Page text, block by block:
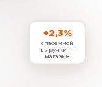
+2,3%
спасённой
выручки —
магазин